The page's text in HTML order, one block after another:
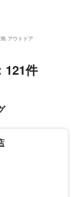
アウトドア
121件